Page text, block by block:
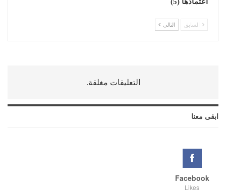
اعتمادها (5)
السابق التالي
التعليقات مغلقة.
ابقى معنا
Facebook
Likes